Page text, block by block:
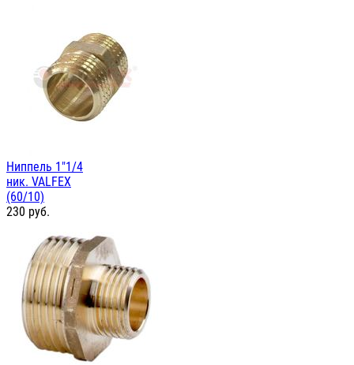
Ниппель 1"1/4
ник. VALFEX
(60/10)
230 руб.